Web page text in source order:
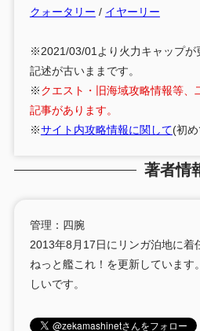
クォータリー / イヤーリー
※2021/03/01より火力キャップが
記述が古いままです。
※クエスト・旧海域攻略情報等、
記事があります。
※サイト内攻略情報に関して(初
著者情
管理：四腕
2013年8月17日にリンガ泊地に着
ねっと艦これ！を更新しています
しいです。